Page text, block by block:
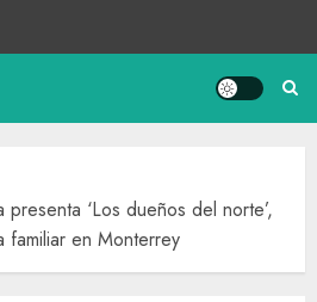
‘Los dueños del norte’,
familiar en Monterrey